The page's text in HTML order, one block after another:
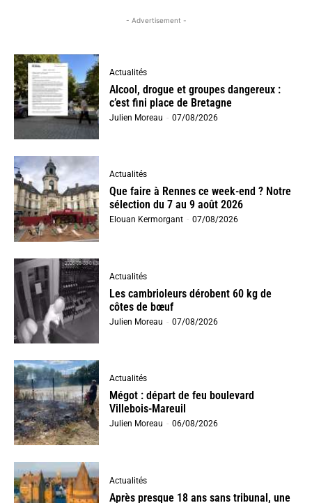
- Advertisement -
Actualités
Alcool, drogue et groupes dangereux :
c’est fini place de Bretagne
Julien Moreau - 07/08/2026
Actualités
Que faire à Rennes ce week-end ? Notre
sélection du 7 au 9 août 2026
Elouan Kermorgant - 07/08/2026
Actualités
Les cambrioleurs dérobent 60 kg de
côtes de bœuf
Julien Moreau - 07/08/2026
Actualités
Mégot : départ de feu boulevard
Villebois-Mareuil
Julien Moreau - 06/08/2026
Actualités
Après presque 18 ans sans tribunal, une